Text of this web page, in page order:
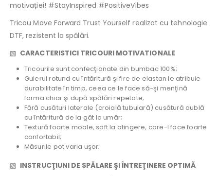
motivației! #StayInspired #PositiveVibes
Tricou Move Forward Trust Yourself realizat cu tehnologie
DTF, rezistent la spălări.
▧ CARACTERISTICI TRICOURI MOTIVATIONALE
Tricourile sunt confecţionate din bumbac 100%;
Gulerul rotund cu întăritură şi fire de elastan le atribuie
durabilitate în timp, ceea ce le face să-şi menţină
forma chiar şi după spălări repetate;
Fără cusături laterale (croială tubulară) cusătură dublă
cu întăritură de la gât la umăr;
Textură foarte moale, soft la atingere, care-l face foarte
confortabil;
Măsurile pot varia uşor;
▧ INSTRUCŢIUNI DE SPĂLARE ŞI ÎNTREŢINERE OPTIMĂ